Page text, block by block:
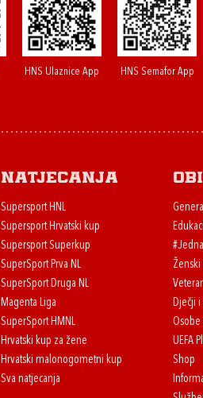
HNS Ulaznice App HNS Semafor App
Natjecanja
Supersport HNL
Supersport Hrvatski kup
Supersport Superkup
SuperSport Prva NL
SuperSport Druga NL
Magenta Liga
SuperSport HMNL
Hrvatski kup za žene
Hrvatski malonogometni kup
Sva natjecanja
Dječji
UEFA
Shop